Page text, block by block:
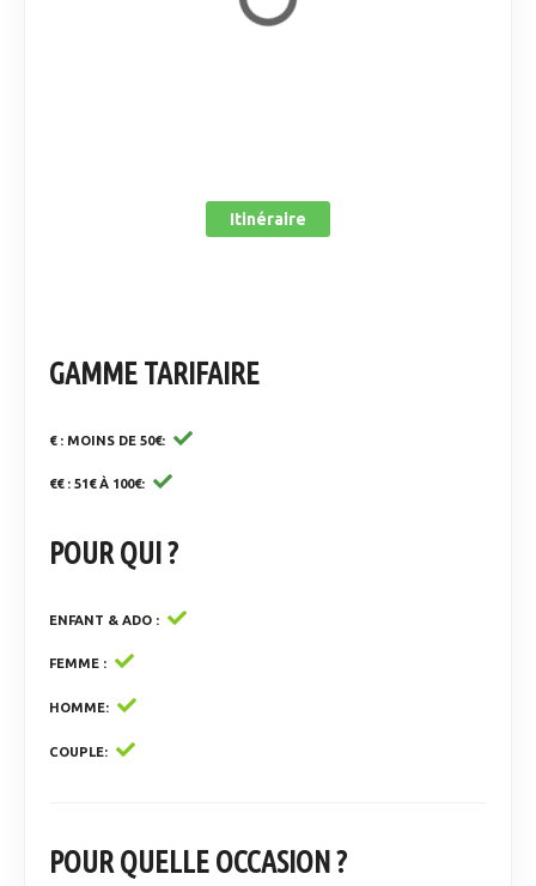
Itinéraire
GAMME TARIFAIRE
€ : MOINS DE 50€
€€ : 51€ À 100€
POUR QUI ?
ENFANT & ADO
FEMME
HOMME
COUPLE
POUR QUELLE OCCASION ?